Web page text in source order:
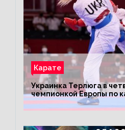
Карате
Украинка Терлюга в
чемпионкой Европы по